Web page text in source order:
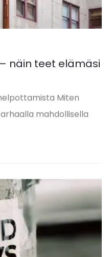
näin teet elämäsi
Miten
mahdollisella
ryhtyneen